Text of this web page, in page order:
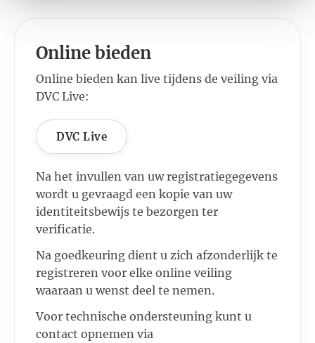
Online bieden
Online bieden kan live tijdens de veiling via
DVC Live:
DVC Live
Na het invullen van uw registratiegegevens
wordt u gevraagd een kopie van uw
identiteitsbewijs te bezorgen ter
verificatie.
Na goedkeuring dient u zich afzonderlijk te
registreren voor elke online veiling
waaraan u wenst deel te nemen.
Voor technische ondersteuning kunt u
contact opnemen via